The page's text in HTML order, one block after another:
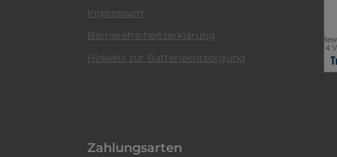
Impressum
Barrierefreiheitserklärung
Hinweis zur Batterieentsorgung
Zahlungsarten